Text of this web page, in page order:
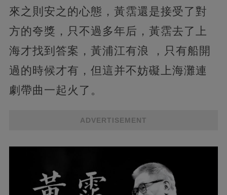
來之則安之的心態，黃霑還是接受了對
方的夸獎，只不過多年后，黃霑去了上
海才找到答案，黃浦江有浪 ，只有船開
過的時候才有，但這并不妨礙上海灘連
劇帶曲一起火了。
ADVERTISEMENT